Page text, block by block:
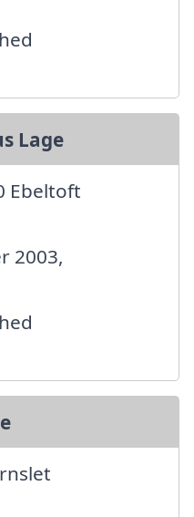
Lage
Ebeltoft
2003,